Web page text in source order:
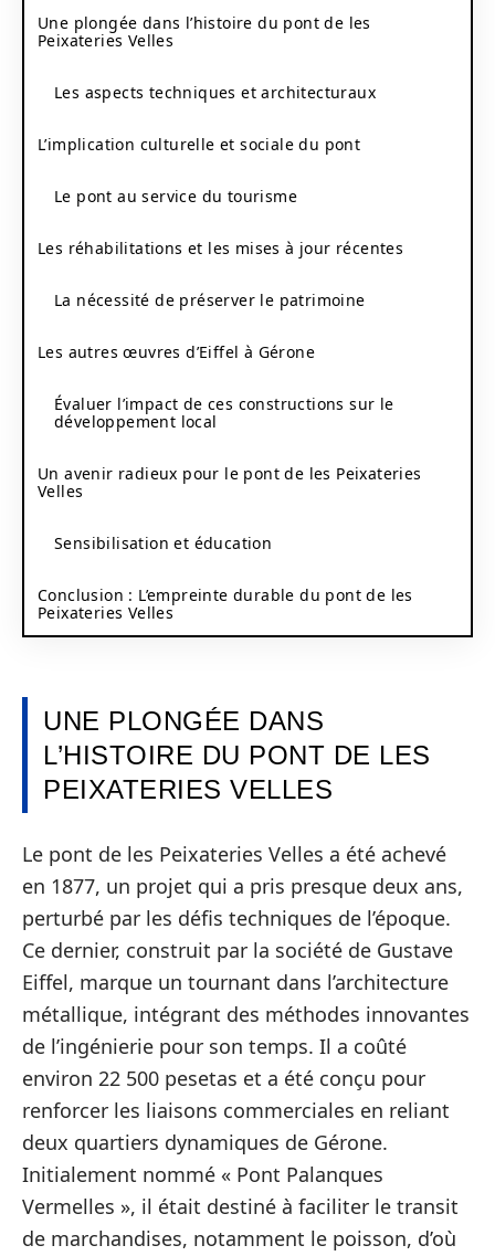
Une plongée dans l’histoire du pont de les
Peixateries Velles
Les aspects techniques et architecturaux
L’implication culturelle et sociale du pont
Le pont au service du tourisme
Les réhabilitations et les mises à jour récentes
La nécessité de préserver le patrimoine
Les autres œuvres d’Eiffel à Gérone
Évaluer l’impact de ces constructions sur le
développement local
Un avenir radieux pour le pont de les Peixateries
Velles
Sensibilisation et éducation
Conclusion : L’empreinte durable du pont de les
Peixateries Velles
UNE PLONGÉE DANS
L’HISTOIRE DU PONT DE LES
PEIXATERIES VELLES
Le pont de les Peixateries Velles a été achevé
en 1877, un projet qui a pris presque deux ans,
perturbé par les défis techniques de l’époque.
Ce dernier, construit par la société de Gustave
Eiffel, marque un tournant dans l’architecture
métallique, intégrant des méthodes innovantes
de l’ingénierie pour son temps. Il a coûté
environ 22 500 pesetas et a été conçu pour
renforcer les liaisons commerciales en reliant
deux quartiers dynamiques de Gérone.
Initialement nommé « Pont Palanques
Vermelles », il était destiné à faciliter le transit
de marchandises, notamment le poisson, d’où